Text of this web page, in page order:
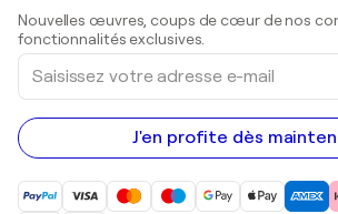
Peintures acryliques
Nouvelles œuvres, coups de cœur de nos
fonctionnalités exclusives.
Saisissez
votre
adresse
e-
mail
J'en profite dès